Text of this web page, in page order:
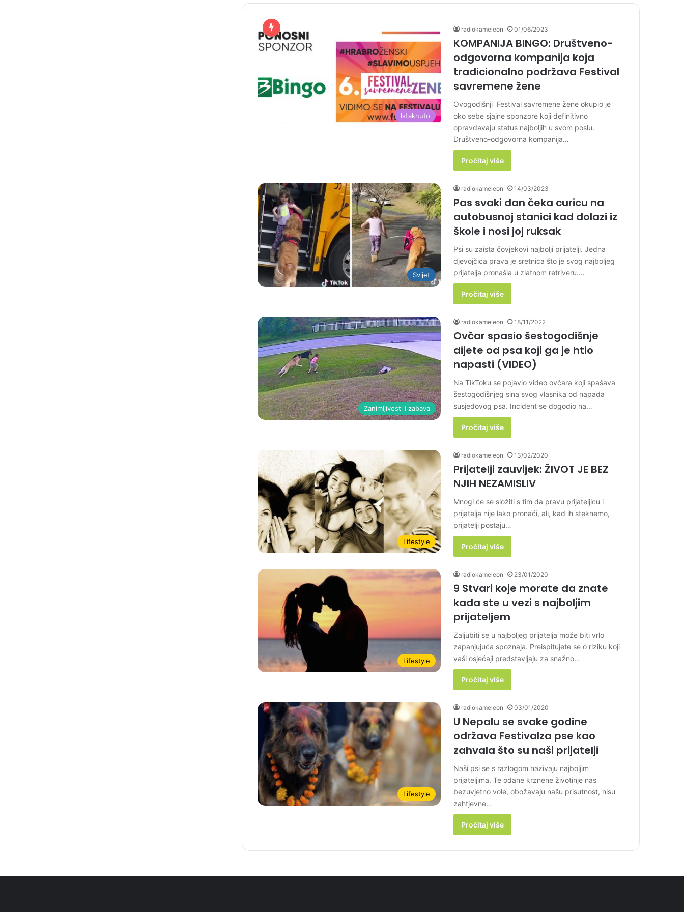
Istaknuto
radiokameleon 01/06/2023
KOMPANIJA BINGO: Društveno-
odgovorna kompanija koja
tradicionalno podržava Festival
savremene žene
Ovogodišnji Festival savremene žene okupio je
oko sebe sjajne sponzore koji definitivno
opravdavaju status najboljih u svom poslu.
Društveno-odgovorna kompanija…
Pročitaj više
Svijet
radiokameleon 14/03/2023
Pas svaki dan čeka curicu na
autobusnoj stanici kad dolazi iz
škole i nosi joj ruksak
Psi su zaista čovjekovi najbolji prijatelji. Jedna
djevojčica prava je sretnica što je svog najboljeg
prijatelja pronašla u zlatnom retriveru.…
Pročitaj više
Zanimljivosti i zabava
radiokameleon 18/11/2022
Ovčar spasio šestogodišnje
dijete od psa koji ga je htio
napasti (VIDEO)
Na TikToku se pojavio video ovčara koji spašava
šestogodišnjeg sina svog vlasnika od napada
susjedovog psa. Incident se dogodio na…
Pročitaj više
Lifestyle
radiokameleon 13/02/2020
Prijatelji zauvijek: ŽIVOT JE BEZ
NJIH NEZAMISLIV
Mnogi će se složiti s tim da pravu prijateljicu i
prijatelja nije lako pronaći, ali, kad ih steknemo,
prijatelji postaju…
Pročitaj više
Lifestyle
radiokameleon 23/01/2020
9 Stvari koje morate da znate
kada ste u vezi s najboljim
prijateljem
Zaljubiti se u najboljeg prijatelja može biti vrlo
zapanjujuća spoznaja. Preispitujete se o riziku koji
vaši osjećaji predstavljaju za snažno…
Pročitaj više
Lifestyle
radiokameleon 03/01/2020
U Nepalu se svake godine
održava Festivalza pse kao
zahvala što su naši prijatelji
Naši psi se s razlogom nazivaju najboljim
prijateljima. Te odane krznene životinje nas
bezuvjetno vole, obožavaju našu prisutnost, nisu
zahtjevne…
Pročitaj više